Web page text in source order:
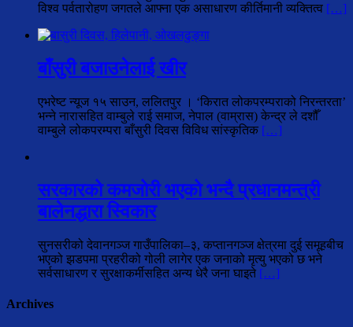
विश्व पर्वतारोहण जगतले आफ्ना एक असाधारण कीर्तिमानी व्यक्तित्व […]
बाँसुरी बजाउनेलाई खीर
एभरेष्ट न्यूज १५ साउन, ललितपुर । ‘किरात लोकपरम्पराको निरन्तरता’
भन्ने नारासहित वाम्बुले राई समाज, नेपाल (वाम्रास) केन्द्र ले दशौँ
वाम्बुले लोकपरम्परा बाँसुरी दिवस विविध सांस्कृतिक […]
सरकारको कमजोरी भएको भन्दै प्रधानमन्त्री
बालेनद्धारा स्विकार
सुनसरीको देवानगञ्ज गाउँपालिका–३, कप्तानगञ्ज क्षेत्रमा दुई समूहबीच
भएको झडपमा प्रहरीको गोली लागेर एक जनाको मृत्यु भएको छ भने
सर्वसाधारण र सुरक्षाकर्मीसहित अन्य धेरै जना घाइते […]
Archives